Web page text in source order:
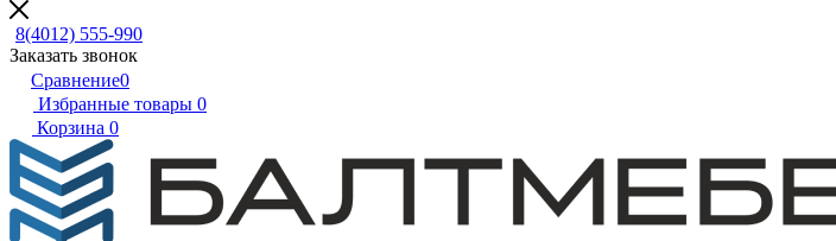
8(4012) 555-990
Заказать звонок
Сравнение0
Избранные товары 0
Корзина 0